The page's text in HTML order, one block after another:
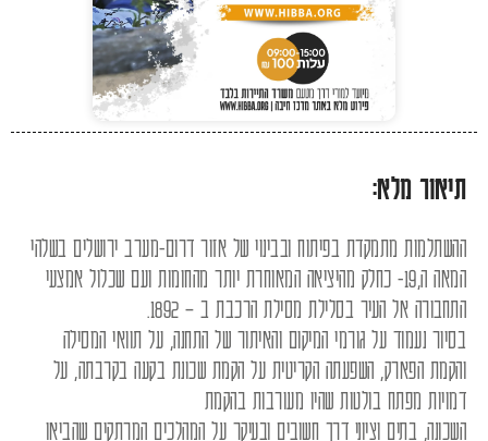
תיאור מלא:
ההשתלמות מתמקדת בפיתוח ובבינוי של אזור דרום-מערב ירושלים בשלהי
המאה ה,19- כחלק מהיציאה המאוחרת יותר מהחומות ועם שכלול אמצעי
התחבורה אל העיר בסלילת מסילת הרכבת ב – 1892.
בסיור נעמוד על גורמי המיקום והאיתור של התחנה, על תוואי המסילה
והקמת הפארק, השפעתה הקריטית על הקמת שכונת בקעה בקרבתה, על
דמויות מפתח בולטות שהיו מעורבות בהקמת
השכונה, בתים וציוני דרך חשובים ובעיקר על המהלכים המרתקים שהביאו